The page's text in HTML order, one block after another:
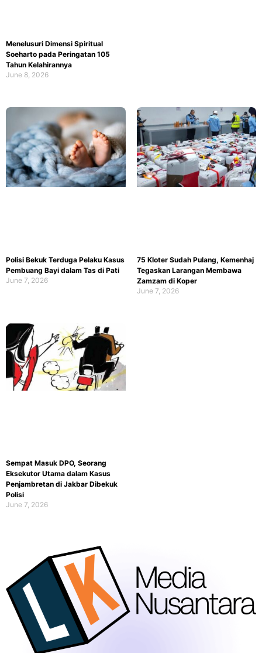
Menelusuri Dimensi Spiritual
Soeharto pada Peringatan 105
Tahun Kelahirannya
June 8, 2026
Polisi Bekuk Terduga Pelaku Kasus
Pembuang Bayi dalam Tas di Pati
June 7, 2026
75 Kloter Sudah Pulang, Kemenhaj
Tegaskan Larangan Membawa
Zamzam di Koper
June 7, 2026
Sempat Masuk DPO, Seorang
Eksekutor Utama dalam Kasus
Penjambretan di Jakbar Dibekuk
Polisi
June 7, 2026